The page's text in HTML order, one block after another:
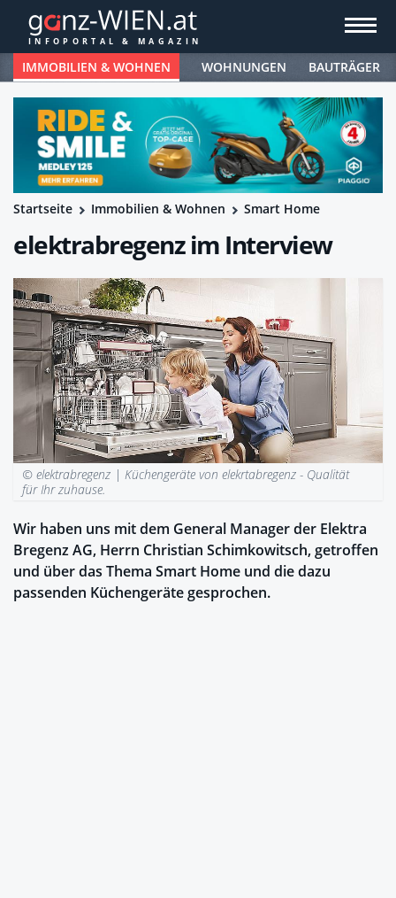
IMMOBILIEN & WOHNEN WOHNUNGEN BAUTRÄGER
Startseite Immobilien & Wohnen Smart Home
elektrabregenz im Interview
© elektrabregenz | Küchengeräte von elekrtabregenz - Qualität
für Ihr zuhause.
Wir haben uns mit dem General Manager der Elektra
Bregenz AG, Herrn Christian Schimkowitsch, getroffen
und über das Thema Smart Home und die dazu
passenden Küchengeräte gesprochen.